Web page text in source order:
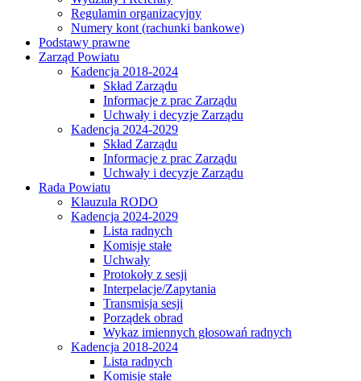
Regulamin organizacyjny
Numery kont (rachunki bankowe)
Podstawy prawne
Zarząd Powiatu
Kadencja 2018-2024
Skład Zarządu
Informacje z prac Zarządu
Uchwały i decyzje Zarządu
Kadencja 2024-2029
Skład Zarządu
Informacje z prac Zarządu
Uchwały i decyzje Zarządu
Rada Powiatu
Klauzula RODO
Kadencja 2024-2029
Lista radnych
Komisje stałe
Uchwały
Protokoły z sesji
Interpelacje/Zapytania
Transmisja sesji
Porządek obrad
Wykaz imiennych głosowań radnych
Kadencja 2018-2024
Lista radnych
Komisje stałe